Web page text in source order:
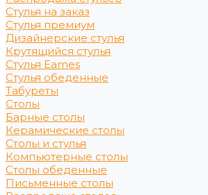
Стулья на заказ
Стулья премиум
Дизайнерские стулья
Крутящийся стулья
Стулья Eames
Стулья обеденные
Табуреты
Столы
Барные столы
Керамические столы
Столы и стулья
Компьютерные столы
Столы обеденные
Письменные столы